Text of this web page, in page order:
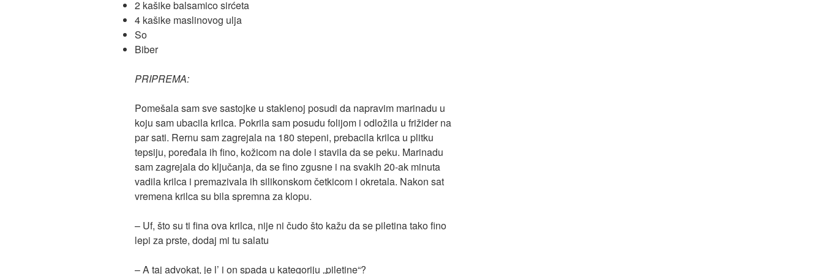
2 kašike balsamico sirćeta
4 kašike maslinovog ulja
So
Biber
PRIPREMA:
Pomešala sam sve sastojke u staklenoj posudi da napravim marinadu u
koju sam ubacila krilca. Pokrila sam posudu folijom i odložila u frižider na
par sati. Rernu sam zagrejala na 180 stepeni, prebacila krilca u plitku
tepsiju, poređala ih fino, kožicom na dole i stavila da se peku. Marinadu
sam zagrejala do ključanja, da se fino zgusne i na svakih 20-ak minuta
vadila krilca i premazivala ih silikonskom četkicom i okretala. Nakon sat
vremena krilca su bila spremna za klopu.
– Uf, što su ti fina ova krilca, nije ni čudo što kažu da se piletina tako fino
lepi za prste, dodaj mi tu salatu
– A taj advokat, je l’ i on spada u kategoriju „piletine“?